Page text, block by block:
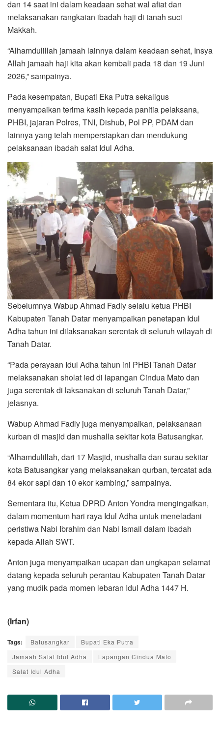
dan 14 saat ini dalam keadaan sehat wal afiat dan
melaksanakan rangkaian ibadah haji di tanah suci
Makkah.
“Alhamdulillah jamaah lainnya dalam keadaan sehat, Insya
Allah jamaah haji kita akan kembali pada 18 dan 19 Juni
2026,” sampainya.
Pada kesempatan, Bupati Eka Putra sekaligus
menyampaikan terima kasih kepada panitia pelaksana,
PHBI, jajaran Polres, TNI, Dishub, Pol PP, PDAM dan
lainnya yang telah mempersiapkan dan mendukung
pelaksanaan ibadah salat Idul Adha.
Sebelumnya Wabup Ahmad Fadly selalu ketua PHBI
Kabupaten Tanah Datar menyampaikan penetapan Idul
Adha tahun ini dilaksanakan serentak di seluruh wilayah di
Tanah Datar.
“Pada perayaan Idul Adha tahun ini PHBI Tanah Datar
melaksanakan sholat ied di lapangan Cindua Mato dan
juga serentak di laksanakan di seluruh Tanah Datar,”
jelasnya.
Wabup Ahmad Fadly juga menyampaikan, pelaksanaan
kurban di masjid dan mushalla sekitar kota Batusangkar.
“Alhamdulillah, dari 17 Masjid, mushalla dan surau sekitar
kota Batusangkar yang melaksanakan qurban, tercatat ada
84 ekor sapi dan 10 ekor kambing,” sampainya.
Sementara itu, Ketua DPRD Anton Yondra mengingatkan,
dalam momentum hari raya Idul Adha untuk meneladani
peristiwa Nabi Ibrahim dan Nabi Ismail dalam ibadah
kepada Allah SWT.
Anton juga menyampaikan ucapan dan ungkapan selamat
datang kepada seluruh perantau Kabupaten Tanah Datar
yang mudik pada momen lebaran Idul Adha 1447 H.
(Irfan)
Tags: Batusangkar
Bupati Eka Putra
Jamaah Salat Idul Adha
Lapangan Cindua Mato
Salat Idul Adha